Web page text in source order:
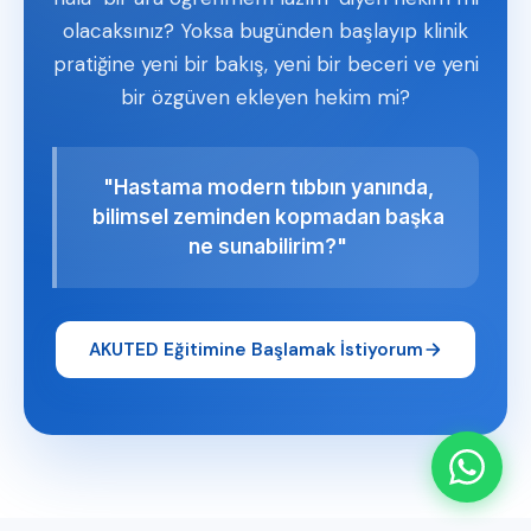
olacaksınız? Yoksa bugünden başlayıp klinik
pratiğine yeni bir bakış, yeni bir beceri ve yeni
bir özgüven ekleyen hekim mi?
"Hastama modern tıbbın yanında,
bilimsel zeminden kopmadan başka
ne sunabilirim?"
AKUTED Eğitimine Başlamak İstiyorum